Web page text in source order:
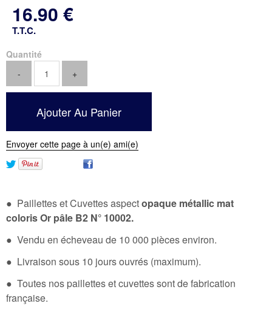
16.90 €
T.T.C.
Quantité
Envoyer cette page à un(e) ami(e)
● Paillettes et Cuvettes aspectopaque métallic mat
coloris Or pâle B2 N° 10002.
● Vendu en écheveau de 10 000 pièces environ.
● Livraison sous 10 jours ouvrés (maximum).
● Toutes nos paillettes et cuvettes sont de fabrication
française.